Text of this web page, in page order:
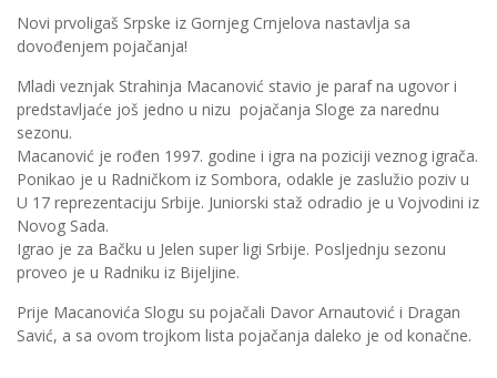
Novi prvoligaš Srpske iz Gornjeg Crnjelova nastavlja sa
dovođenjem pojačanja!
Mladi veznjak Strahinja Macanović stavio je paraf na ugovor i
predstavljaće još jedno u nizu pojačanja Sloge za narednu
sezonu.
Macanović je rođen 1997. godine i igra na poziciji veznog igrača.
Ponikao je u Radničkom iz Sombora, odakle je zaslužio poziv u
U 17 reprezentaciju Srbije. Juniorski staž odradio je u Vojvodini iz
Novog Sada.
Igrao je za Bačku u Jelen super ligi Srbije. Posljednju sezonu
proveo je u Radniku iz Bijeljine.
Prije Macanovića Slogu su pojačali Davor Arnautović i Dragan
Savić, a sa ovom trojkom lista pojačanja daleko je od konačne.